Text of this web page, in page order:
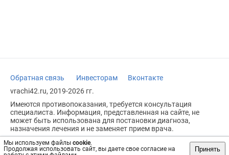
Мы используем файлы cookie.
Продолжая использовать сайт, вы даете свое согласие на
Принять
Обратная связь Инвесторам
Вконтакте
vrachi42.ru, 2019-2026 гг.
Имеются противопоказания, требуется консультация
специалиста. Информация, представленная на сайте, не
может быть использована для постановки диагноза,
назначения лечения и не заменяет прием врача.
Возрастное ограничение: 18+